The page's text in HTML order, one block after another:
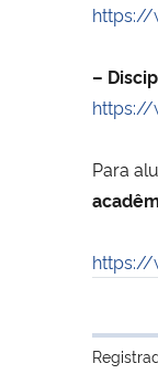
https://
–
https://
Para
https://